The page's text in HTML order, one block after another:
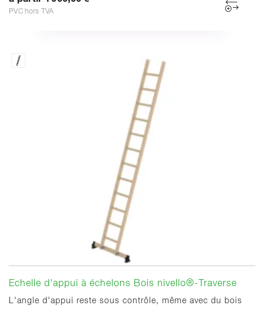
PVC hors TVA
Echelle d'appui à échelons Bois nivello®-Traverse
L'angle d'appui reste sous contrôle, même avec du bois